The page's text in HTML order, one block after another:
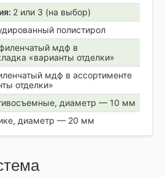
2 или 3 (на выбор)
полистирол
мдф в
«варианты отделки»
мдф в ассортименте
отделки»
диаметр — 10 мм
диаметр — 20 мм